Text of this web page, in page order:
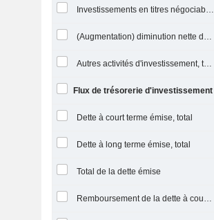
Investissements en titres négociables et en actions, total
(Augmentation) diminution nette des prêts accordés / vendus - Investissements
Autres activités d'investissement, total
Flux de trésorerie d'investissement
Dette à court terme émise, total
Dette à long terme émise, total
Total de la dette émise
Remboursement de la dette à court terme, total